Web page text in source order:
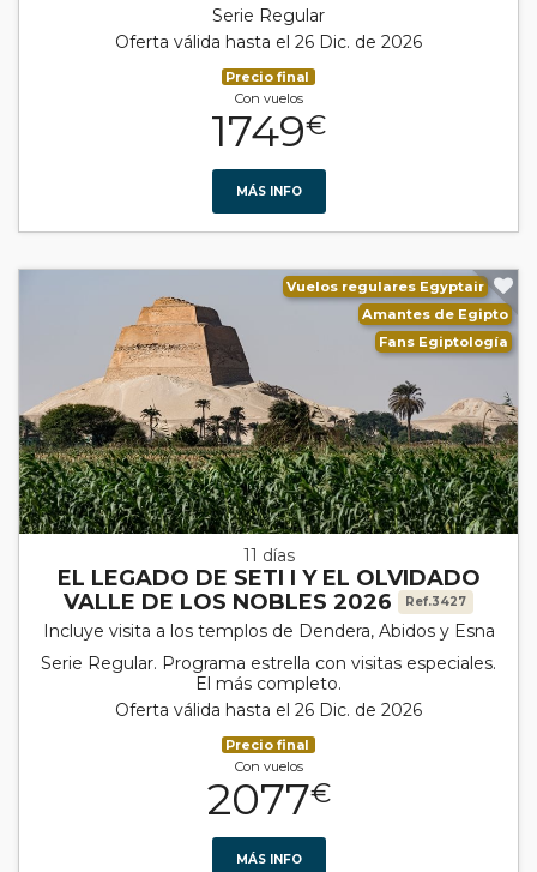
Serie Regular
Oferta válida hasta el 26 Dic. de 2026
Precio final
Con vuelos
1749€
MÁS INFO
Vuelos regulares Egyptair
Amantes de Egipto
Fans Egiptología
11 días
EL LEGADO DE SETI I Y EL OLVIDADO
VALLE DE LOS NOBLES 2026
Ref.3427
Incluye visita a los templos de Dendera, Abidos y Esna
Serie Regular. Programa estrella con visitas especiales.
El más completo.
Oferta válida hasta el 26 Dic. de 2026
Precio final
Con vuelos
2077€
MÁS INFO